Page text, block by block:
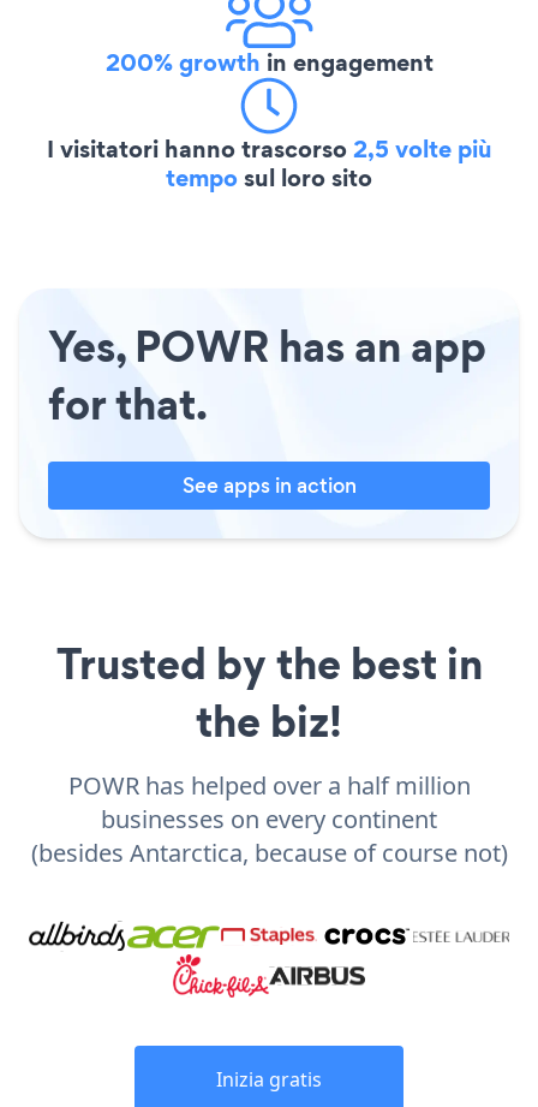
200% growth in engagement
I visitatori hanno trascorso2,5 volte più
temposul loro sito
Yes, POWR has an app
for that.
See apps in action
Trusted by the best in
the biz!
POWR has helped over a half million
businesses on every continent
(besides Antarctica, because of course not)
Inizia gratis